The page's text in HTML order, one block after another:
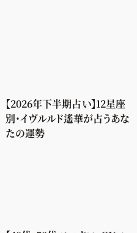
【2026年下半期占い】12星座
別・イヴルルド遙華が占うあな
たの運勢